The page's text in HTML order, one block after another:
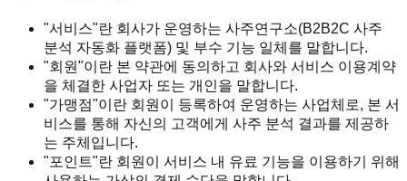
"서비스"란 회사가 운영하는 사주연구소(B2B2C 사주
분석 자동화 플랫폼) 및 부수 기능 일체를 말합니다.
"회원"이란 본 약관에 동의하고 회사와 서비스 이용계약
을 체결한 사업자 또는 개인을 말합니다.
"가맹점"이란 회원이 등록하여 운영하는 사업체로, 본 서
비스를 통해 자신의 고객에게 사주 분석 결과를 제공하
는 주체입니다.
"포인트"란 회원이 서비스 내 유료 기능을 이용하기 위해